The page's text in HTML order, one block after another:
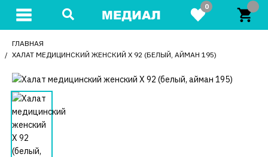
0
ГЛАВНАЯ
ХАЛАТ МЕДИЦИНСКИЙ ЖЕНСКИЙ X 92 (БЕЛЫЙ, АЙМАН 195)